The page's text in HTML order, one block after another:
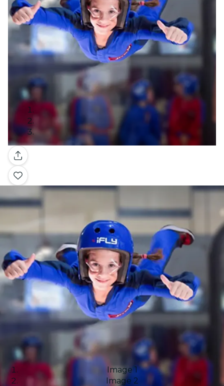
Galería
Image 1
Image 2